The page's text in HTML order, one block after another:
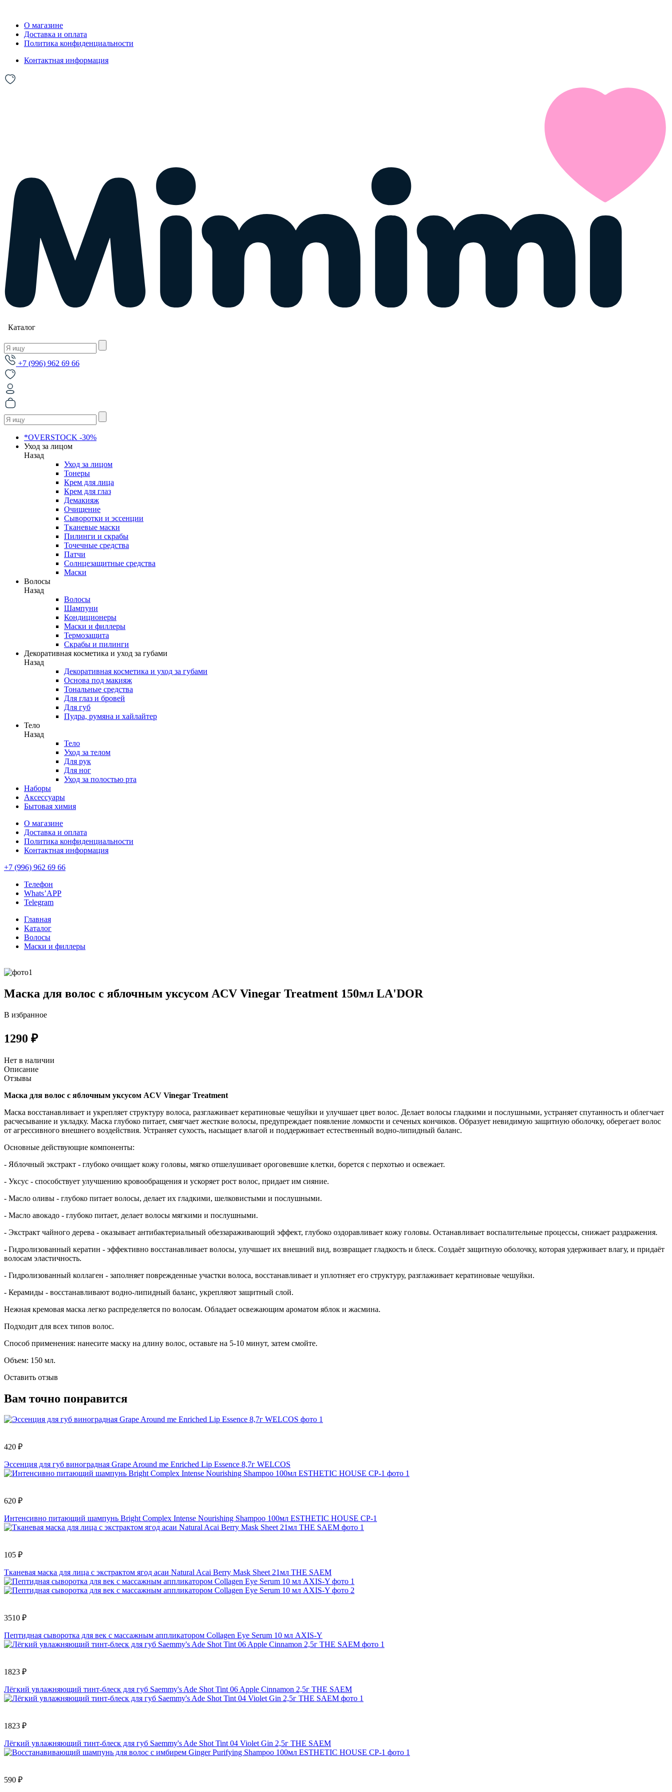
О магазине
Доставка и оплата
Политика конфиденциальности
Контактная информация
Каталог
+7 (996) 962 69 66
*OVERSTOCK -30%
Уход за лицом
Назад
Уход за лицом
Тонеры
Крем для лица
Крем для глаз
Демакияж
Очищение
Сыворотки и эссенции
Тканевые маски
Пилинги и скрабы
Точечные средства
Патчи
Солнцезащитные средства
Маски
Волосы
Назад
Волосы
Шампуни
Кондиционеры
Маски и филлеры
Термозащита
Скрабы и пилинги
Декоративная косметика и уход за губами
Назад
Декоративная косметика и уход за губами
Основа под макияж
Тональные средства
Для глаз и бровей
Для губ
Пудра, румяна и хайлайтер
Тело
Назад
Тело
Уход за телом
Для рук
Для ног
Уход за полостью рта
Наборы
Аксессуары
Бытовая химия
О магазине
Доставка и оплата
Политика конфиденциальности
Контактная информация
+7 (996) 962 69 66
Телефон
Whats’APP
Telegram
Главная
Каталог
Волосы
Маски и филлеры
Маска для волос с яблочным уксусом ACV Vinegar Treatment 150мл LA'DOR
В избранное
1290 ₽
Нет в наличии
Описание
Отзывы
Маска для волос с яблочным уксусом ACV Vinegar Treatment
Маска восстанавливает и укрепляет структуру волоса, разглаживает кератиновые чешуйки и улучшает цвет волос. Делает волосы гладкими и послушными, устраняет спутанность и облегчает
расчесывание и укладку. Маска глубоко питает, смягчает жесткие волосы, предупреждает появление ломкости и сеченых кончиков. Образует невидимую защитную оболочку, оберегает волос
от агрессивного внешнего воздействия. Устраняет сухость, насыщает влагой и поддерживает естественный водно-липидный баланс.
Основные действующие компоненты:
- Яблочный экстракт - глубоко очищает кожу головы, мягко отшелушивает ороговевшие клетки, борется с перхотью и освежает.
- Уксус - способствует улучшению кровообращения и ускоряет рост волос, придает им сияние.
- Масло оливы - глубоко питает волосы, делает их гладкими, шелковистыми и послушными.
- Масло авокадо - глубоко питает, делает волосы мягкими и послушными.
- Экстракт чайного дерева - оказывает антибактериальный обеззараживающий эффект, глубоко оздоравливает кожу головы. Останавливает воспалительные процессы, снижает раздражения.
- Гидролизованный кератин - эффективно восстанавливает волосы, улучшает их внешний вид, возвращает гладкость и блеск. Создаёт защитную оболочку, которая удерживает влагу, и придаёт
волосам эластичность.
- Гидролизованный коллаген - заполняет поврежденные участки волоса, восстанавливает и уплотняет его структуру, разглаживает кератиновые чешуйки.
- Керамиды - восстанавливают водно-липидный баланс, укрепляют защитный слой.
Нежная кремовая маска легко распределяется по волосам. Обладает освежающим ароматом яблок и жасмина.
Подходит для всех типов волос.
Способ применения: нанесите маску на длину волос, оставьте на 5-10 минут, затем смойте.
Объем: 150 мл.
Оставить отзыв
Вам точно понравится
420 ₽
Эссенция для губ виноградная Grape Around me Enriched Lip Essence 8,7г WELCOS
620 ₽
Интенсивно питающий шампунь Bright Complex Intense Nourishing Shampoo 100мл ESTHETIC HOUSE CP-1
105 ₽
Тканевая маска для лица с экстрактом ягод асаи Natural Acai Berry Mask Sheet 21мл THE SAEM
3510 ₽
Пептидная сыворотка для век с массажным аппликатором Collagen Eye Serum 10 мл AXIS-Y
1823 ₽
Лёгкий увлажняющий тинт-блеск для губ Saemmy's Ade Shot Tint 06 Apple Cinnamon 2,5г THE SAEM
1823 ₽
Лёгкий увлажняющий тинт-блеск для губ Saemmy's Ade Shot Tint 04 Violet Gin 2,5г THE SAEM
590 ₽